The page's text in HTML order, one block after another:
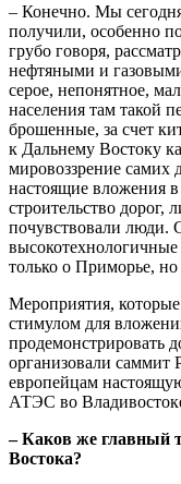
– Конечно. Мы
получили, особенно
грубо говоря,
нефтяными и
серое, непонятное,
населения там такой
брошенные, за счет
к Дальнему Востоку
мировоззрение самих
настоящие вложения
строительство дорог,
почувствовали люди.
только о Приморье,
Мероприятия,
стимулом для
продемонстрировать
организовали саммит
европейцам
АТЭС во
– Каков же главный
Востока?